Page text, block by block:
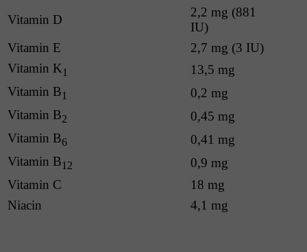
Vitamin D
2,2 mg (881
IU)
Vitamin E
2,7 mg (3 IU)
Vitamin K1
13,5 mg
Vitamin B1
0,2 mg
Vitamin B2
0,45 mg
Vitamin B6
0,41 mg
Vitamin B12
0,9 mg
Vitamin C
18 mg
Niacin
4,1 mg